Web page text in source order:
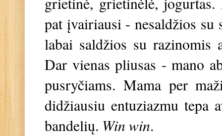
pat įvairiausi - nesaldžios
labai saldžios su razinomis
Dar vienas pliusas - mano
pusryčiams. Mama per
didžiausiu entuziazmu tepa
bandelių. Win win.